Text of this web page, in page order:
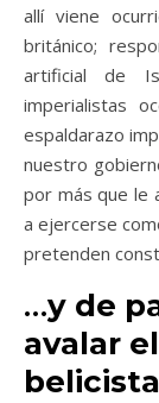
allí viene
británico;
artificial de
imperialistas
espaldarazo
nuestro
por más que le
a ejercerse
pretenden
…y de
avalar
belicista